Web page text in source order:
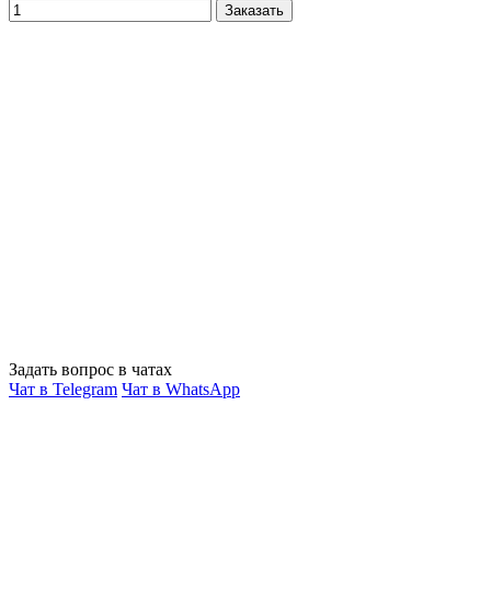
Заказать
Задать вопрос в чатах
Чат в Telegram Чат в WhatsApp